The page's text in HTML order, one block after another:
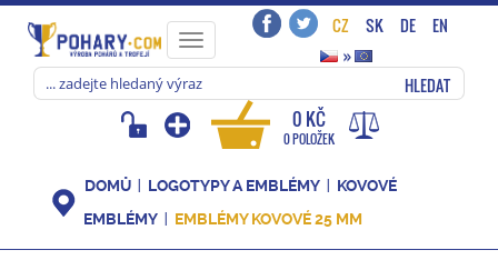
Toggle
navigation
CZ SK DE
EN
»
HLEDAT
0 KČ
0 POLOŽEK
DOMŮ LOGOTYPY A EMBLÉMY
KOVOVÉ
EMBLÉMY
EMBLÉMY KOVOVÉ 25 MM